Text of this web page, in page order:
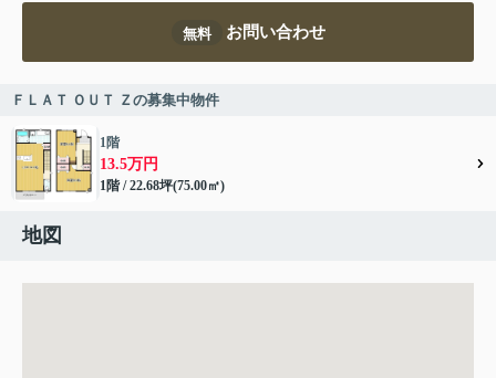
無料 お問い合わせ
ＦＬＡＴ ＯＵＴ Ｚの募集中物件
1階
13.5万円
1階 / 22.68坪(75.00㎡)
地図